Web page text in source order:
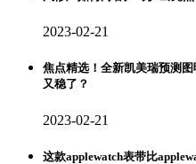
2023-02-21
焦点精选！全新凯美瑞预测
又稳了？
2023-02-21
这款applewatch表带比